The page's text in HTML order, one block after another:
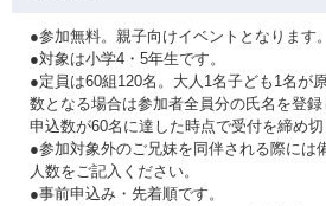
●参加無料。親子向けイベントとなります。
●対象は小学4・5年生です。
●定員は60組120名。大人1名子ども1名が
数となる場合は参加者全員分の氏名を登
申込数が60名に達した時点で受付を締め切
●参加対象外のご兄妹を同伴される際には
人数をご記入ください。
●事前申込み・先着順です。